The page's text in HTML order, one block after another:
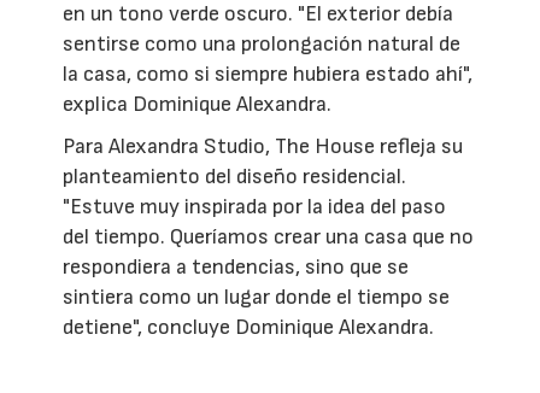
en un tono verde oscuro. "El exterior debía
sentirse como una prolongación natural de
la casa, como si siempre hubiera estado ahí",
explica Dominique Alexandra.
Para Alexandra Studio, The House refleja su
planteamiento del diseño residencial.
"Estuve muy inspirada por la idea del paso
del tiempo. Queríamos crear una casa que no
respondiera a tendencias, sino que se
sintiera como un lugar donde el tiempo se
detiene", concluye Dominique Alexandra.